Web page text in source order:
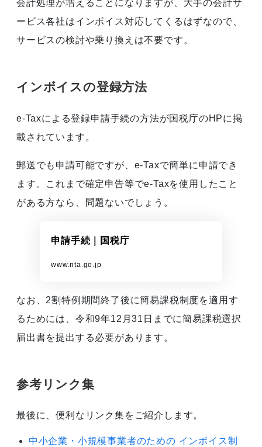
会計処理が増えることになりますが、大手の会計サ
ービス各社はインボイス対応してくるはずなので、
サービスの検討や乗り換えは不要です。
インボイスの登録方法
e-Taxによる登録申請手続の方法が国税庁のHPに掲
載されています。
郵送でも申請可能ですが、e-Taxで簡単に申請でき
ます。これまで確定申告等でe-Taxを使用したこと
がある方なら、問題ないでしょう。
申請手続｜国税庁
www.nta.go.jp
なお、2割特例期間終了後に簡易課税制度を適用す
るためには、令和9年12月31日までに簡易課税選択
届出書を提出する必要があります。
参考リンク集
最後に、便利なリンク集をご紹介します。
中小企業・小規模事業者のための インボイス制